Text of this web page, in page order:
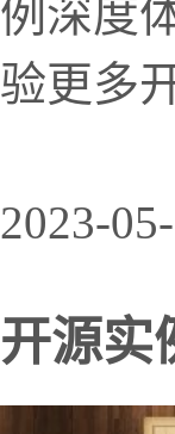
例深度
验更多
2023-
开源实